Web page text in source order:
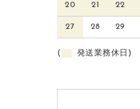
20 21 22
27 28 29
( 発送業務休日)